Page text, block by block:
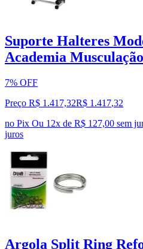
Suporte Halteres
Academia Musculação
7% OFF
Preço R$ 1.417,32R$ 1.417,32
no Pix Ou 12x de R$ 127,00 sem
juros
Argola Split Ring